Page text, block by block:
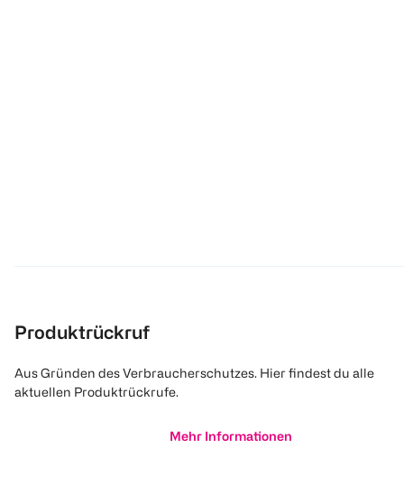
Produktrückruf
Aus Gründen des Verbraucherschutzes. Hier findest du alle
aktuellen Produktrückrufe.
Mehr Informationen